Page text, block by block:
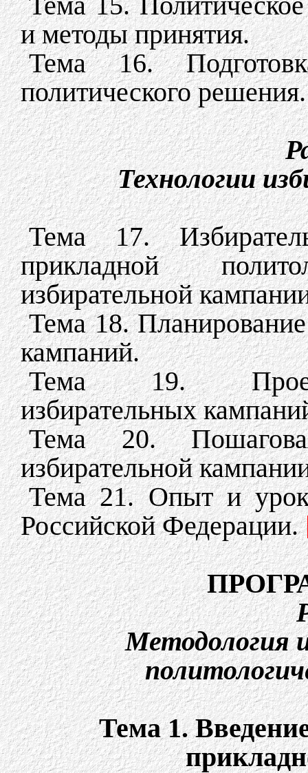
и методы принятия.
Тема 16.
политического решения.
Технологии
Тема 17.
прикладной
избирательной
Тема 18.
кампаний.
Тема 19.
избирательных
Тема 20.
избирательной
Тема 21. Опыт и
Российской Федерации.
Методология
Тема 1.